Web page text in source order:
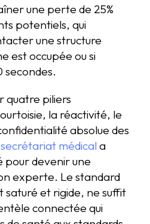
une perte de 25%
potentiels, qui
une structure
est occupée ou si
secondes.
quatre piliers
la réactivité, le
absolue des
médical a
devenir une
experte. Le standard
saturé et rigide, ne suffit
connectée qui